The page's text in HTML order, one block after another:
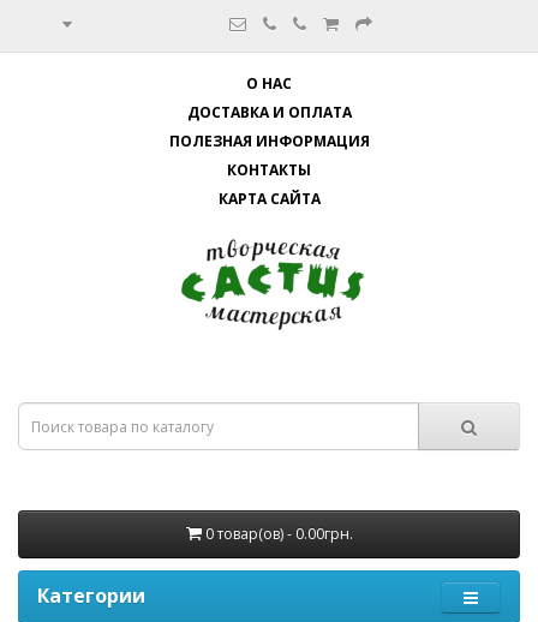
О НАС
ДОСТАВКА И ОПЛАТА
ПОЛЕЗНАЯ ИНФОРМАЦИЯ
КОНТАКТЫ
КАРТА САЙТА
0 товар(ов) - 0.00грн.
Категории